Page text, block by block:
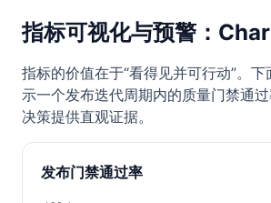
指标可视化与预警：
指标的价值在于“看得见并可行动”。
示一个发布迭代周期内的质量门禁通
决策提供直观证据。
发布门禁通过率